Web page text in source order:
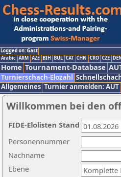
Logged on: Gast
Arabic ARM AZE BIH BUL CAT CHN CRO CZE
Home Tournament-Database
Turnierschach-Elozahl
Allgemeines Turnier anmelden: AUT
Willkommen bei den
Nachname
Ebene
Personennummer
FIDE-Elolisten Stand